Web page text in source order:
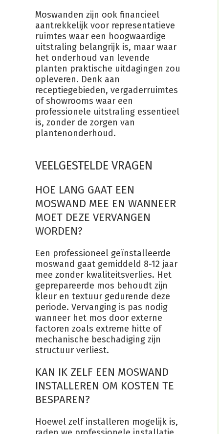
Moswanden zijn ook financieel
aantrekkelijk voor representatieve
ruimtes waar een hoogwaardige
uitstraling belangrijk is, maar waar
het onderhoud van levende
planten praktische uitdagingen zou
opleveren. Denk aan
receptiegebieden, vergaderruimtes
of showrooms waar een
professionele uitstraling essentieel
is, zonder de zorgen van
plantenonderhoud.
VEELGESTELDE VRAGEN
HOE LANG GAAT EEN
MOSWAND MEE EN WANNEER
MOET DEZE VERVANGEN
WORDEN?
Een professioneel geïnstalleerde
moswand gaat gemiddeld 8-12 jaar
mee zonder kwaliteitsverlies. Het
geprepareerde mos behoudt zijn
kleur en textuur gedurende deze
periode. Vervanging is pas nodig
wanneer het mos door externe
factoren zoals extreme hitte of
mechanische beschadiging zijn
structuur verliest.
KAN IK ZELF EEN MOSWAND
INSTALLEREN OM KOSTEN TE
BESPAREN?
Hoewel zelf installeren mogelijk is,